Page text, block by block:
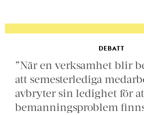
DEBATT
”När en verksamhet blir
att semesterlediga
avbryter sin ledighet för
bemanningsproblem